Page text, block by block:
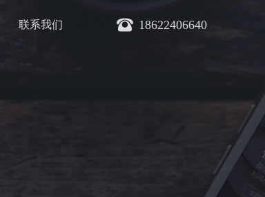
18622406640
联系我们